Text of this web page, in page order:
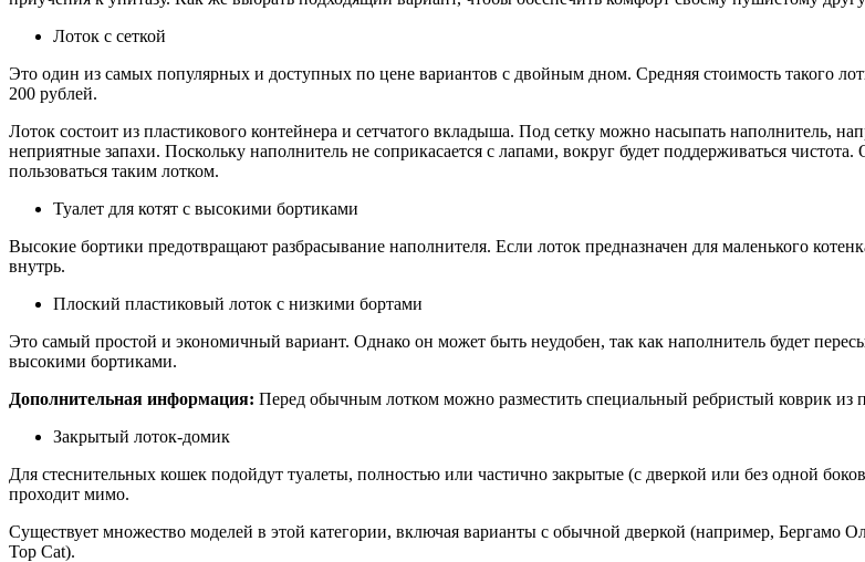
Лоток с сеткой
Это один из самых популярных и доступных по цене вариантов с двойным дном. Средняя стоимость такого
200 рублей.
Лоток состоит из пластикового контейнера и сетчатого вкладыша. Под сетку можно насыпать наполнитель,
неприятные запахи. Поскольку наполнитель не соприкасается с лапами, вокруг будет поддерживаться
пользоваться таким лотком.
Туалет для котят с высокими бортиками
Высокие бортики предотвращают разбрасывание наполнителя. Если лоток предназначен для маленького
внутрь.
Плоский пластиковый лоток с низкими бортами
Это самый простой и экономичный вариант. Однако он может быть неудобен, так как наполнитель будет
высокими бортиками.
Дополнительная информация: Перед обычным лотком можно разместить специальный ребристый коврик из
Закрытый лоток-домик
Для стеснительных кошек подойдут туалеты, полностью или частично закрытые (с дверкой или без одной
проходит мимо.
Существует множество моделей в этой категории, включая варианты с обычной дверкой (например, Бергамо
Top Cat).